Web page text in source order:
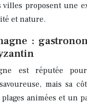
villes proposent une
et nature.
:
est réputée
mais sa
plages animées et un